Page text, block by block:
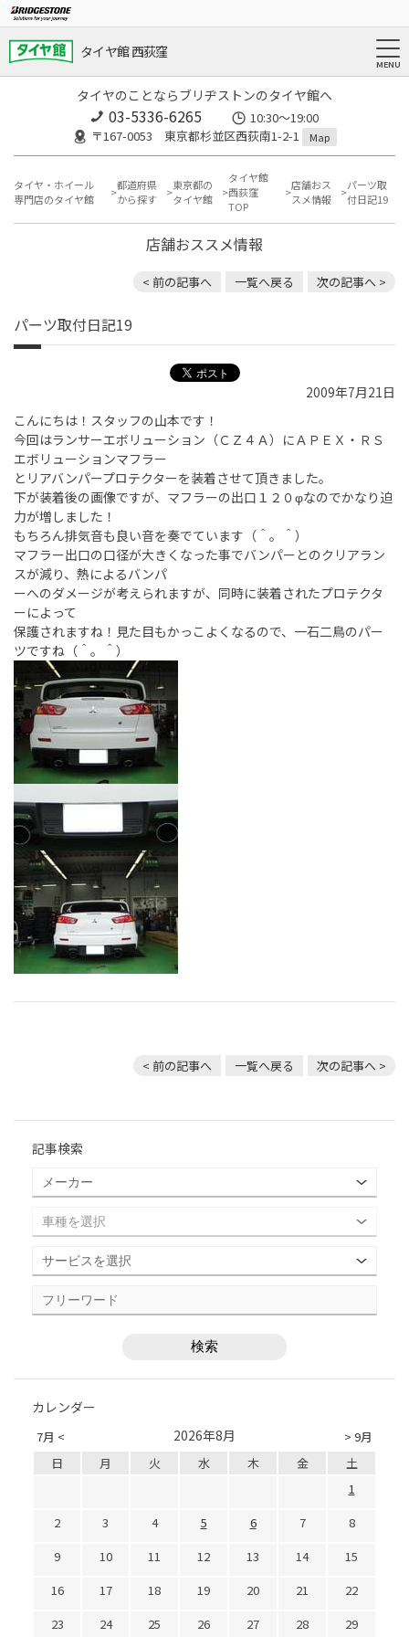
タイヤ館 西荻窪
タイヤのことならブリヂストンのタイヤ館へ
03-5336-6265
10:30～19:00
〒167-0053 東京都杉並区西荻南1-2-1
Map
タイヤ・ホイール
専門店のタイヤ館
都道府県
から探す
東京都の
タイヤ館
タイヤ館
西荻窪
TOP
店舗おス
スメ情報
パーツ取
付日記19
店舗おススメ情報
< 前の記事へ 一覧へ戻る 次の記事へ >
パーツ取付日記19
2009年7月21日
こんにちは！スタッフの山本です！
今回はランサーエボリューション（ＣＺ４Ａ）にＡＰＥＸ・ＲＳ
エボリューションマフラー
とリアバンパープロテクターを装着させて頂きました。
下が装着後の画像ですが、マフラーの出口１２０φなのでかなり迫
力が増しました！
もちろん排気音も良い音を奏でています（＾。＾）
マフラー出口の口径が大きくなった事でバンパーとのクリアラン
スが減り、熱によるバンパ
ーへのダメージが考えられますが、同時に装着されたプロテクタ
ーによって
保護されますね！見た目もかっこよくなるので、一石二鳥のパー
ツですね（＾。＾）
< 前の記事へ 一覧へ戻る 次の記事へ >
記事検索
カレンダー
7月 < > 9月
2026年8月
日 月 火 水 木 金
土
1
2
3 4 5 6 7
8
9
10 11 12 13 14
15
16
17 18 19 20 21
22
23
24 25 26 27 28 29